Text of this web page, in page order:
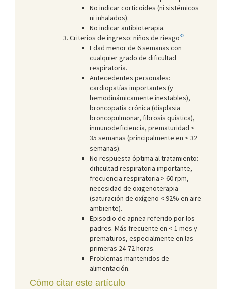
No indicar corticoides (ni sistémicos
ni inhalados).
No indicar antibioterapia.
Criterios de ingreso: niños de riesgo32
Edad menor de 6 semanas con
cualquier grado de dificultad
respiratoria.
Antecedentes personales:
cardiopatías importantes (y
hemodinámicamente inestables),
broncopatía crónica (displasia
broncopulmonar, fibrosis quística),
inmunodeficiencia, prematuridad <
35 semanas (principalmente en < 32
semanas).
No respuesta óptima al tratamiento:
dificultad respiratoria importante,
frecuencia respiratoria > 60 rpm,
necesidad de oxigenoterapia
(saturación de oxígeno < 92% en aire
ambiente).
Episodio de apnea referido por los
padres. Más frecuente en < 1 mes y
prematuros, especialmente en las
primeras 24-72 horas.
Problemas mantenidos de
alimentación.
Cómo citar este artículo